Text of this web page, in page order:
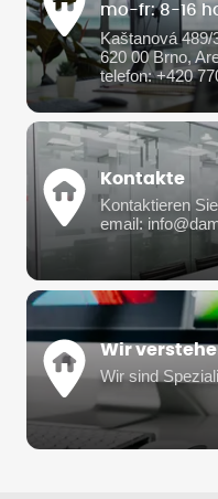
mo-fr: 8-16
Kaštanová
620 00 Brno,
telefon: +420
Kontakte
Kontaktieren
email:
Wir
Wir sind